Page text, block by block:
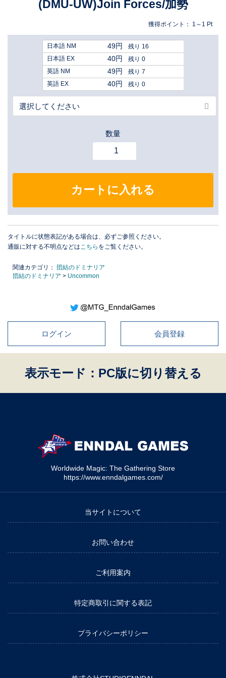
(DMU-UW)Join Forces/加勢
獲得ポイント： 1～1 Pt
日本語 NM 49円
残り 16
日本語 EX
40円
残り 0
英語 NM
49円
残り 7
英語 EX
40円 残り 0
数量
カートに入れる
タイトルに状態表記がある場合は、必ずご参照ください。
通販に対する不明点などは こちら をご覧ください。
関連カテゴリ：
団結のドミナリア
団結のドミナリア > Uncommon
ログイン 会員登録
表示モード：PC版に切り替える
Worldwide Magic: The Gathering Store
https://www.enndalgames.com/
当サイトについて
お問い合わせ
ご利用案内
特定商取引に関する表記
プライバシーポリシー